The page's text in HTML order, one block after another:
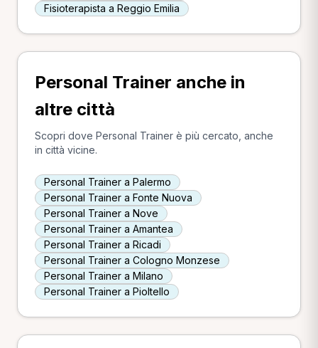
Fisioterapista a Reggio Emilia
Personal Trainer anche in
altre città
Scopri dove Personal Trainer è più cercato, anche
in città vicine.
Personal Trainer a Palermo
Personal Trainer a Fonte Nuova
Personal Trainer a Nove
Personal Trainer a Amantea
Personal Trainer a Ricadi
Personal Trainer a Cologno Monzese
Personal Trainer a Milano
Personal Trainer a Pioltello